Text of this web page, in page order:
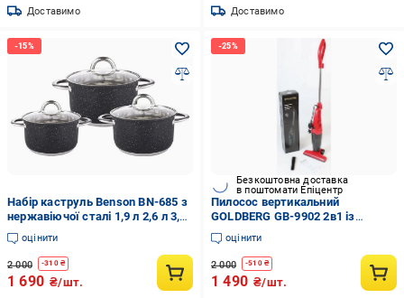
Доставимо Доставимо
Набір каструль Benson BN-685 з
нержавіючої сталі 1,9 л 2,6 л 3,6
л 6 пр.
оцінити
2 000 -310₴
1 690 ₴/шт.
Безкоштовна доставка
в поштомати Епіцентр
Пилосос вертикальний
GOLDBERG GB-9902 2в1 із
циклонним фільтром 5200 Вт
Червоний
оцінити
2 000 -510₴
1 490 ₴/шт.